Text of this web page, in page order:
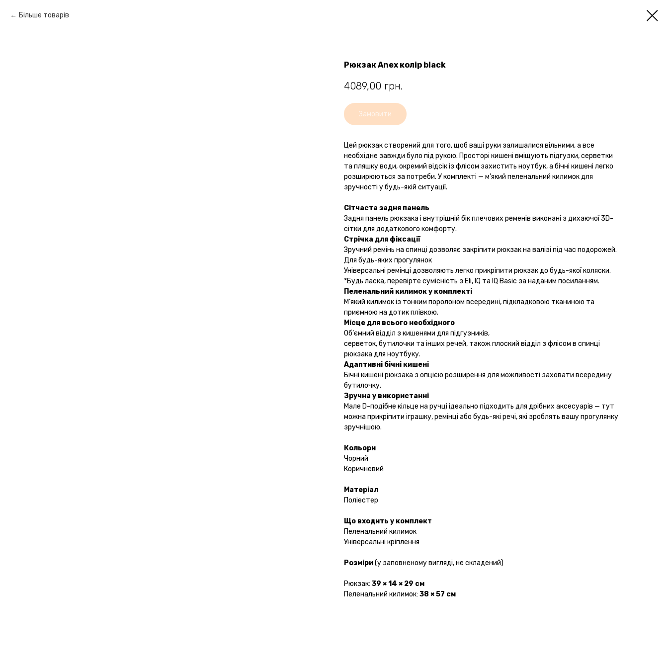
Більше товарів
Рюкзак Anex колір black
4089,00 грн.
Замовити
Цей рюкзак створений для того, щоб ваші руки залишалися вільними, а все
необхідне завжди було під рукою. Просторі кишені вміщують підгузки, серветки
та пляшку води, окремий відсік із флісом захистить ноутбук, а бічні кишені легко
розширюються за потреби. У комплекті — м’який пеленальний килимок для
зручності у будь-якій ситуації.
Сітчаста задня панель
Задня панель рюкзака і внутрішній бік плечових ременів виконані з дихаючої 3D-
сітки для додаткового комфорту.
Стрічка для фіксації
Зручний ремінь на спинці дозволяє закріпити рюкзак на валізі під час подорожей.
Для будь-яких прогулянок
Універсальні ремінці дозволяють легко прикріпити рюкзак до будь-якої коляски.
*Будь ласка, перевірте сумісність з Eli, IQ та IQ Basic за наданим посиланням.
Пеленальний килимок у комплекті
М’який килимок із тонким поролоном всередині, підкладковою тканиною та
приємною на дотик плівкою.
Місце для всього необхідного
Об’ємний відділ з кишенями для підгузників,
серветок, бутилочки та інших речей, також плоский відділ з флісом в спинці
рюкзака для ноутбуку.
Адаптивні бічні кишені
Бічні кишені рюкзака з опцією розширення для можливості заховати всередину
бутилочку.
Зручна у використанні
Мале D-подібне кільце на ручці ідеально підходить для дрібних аксесуарів — тут
можна прикріпити іграшку, ремінці або будь-які речі, які зроблять вашу прогулянку
зручнішою.
Кольори
Чорний
Коричневий
Матеріал
Поліестер
Що входить у комплект
Пеленальний килимок
Універсальні кріплення
Розміри(у заповненому вигляді, не складений)
Рюкзак: 39 × 14 × 29 см
Пеленальний килимок: 38 × 57 см